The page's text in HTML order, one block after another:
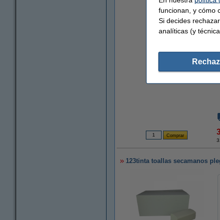
123tinta toallas secamanos
funcionan, y cómo
Si decides
analíticas (y